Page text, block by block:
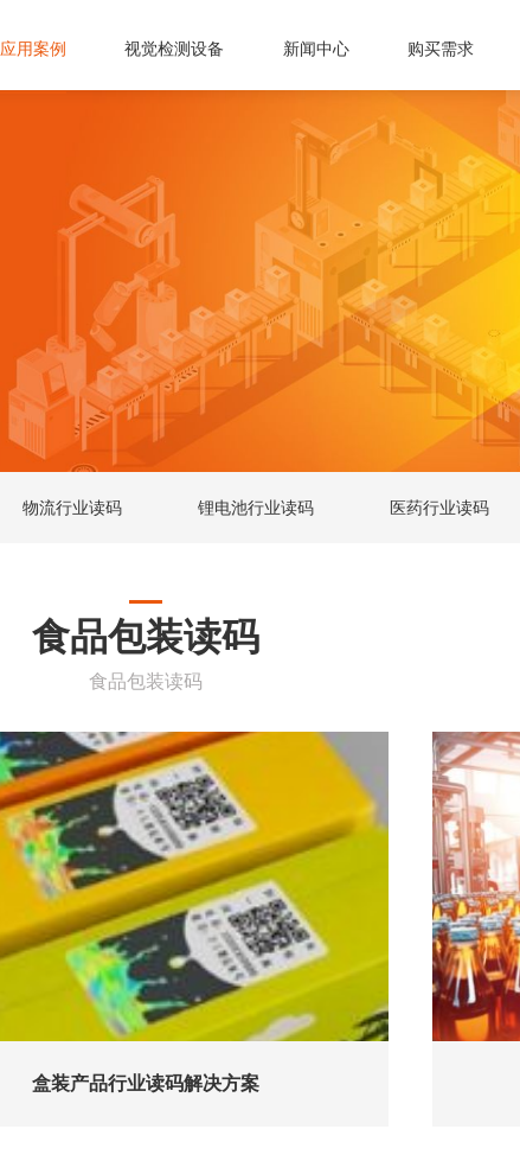
用案例 视觉检测设备 新闻中心 购买需求
物流行业读码 锂电池行业读码 医药行业读码
食品包装读码
食品包装读码
盒装产品行业读码解决方案